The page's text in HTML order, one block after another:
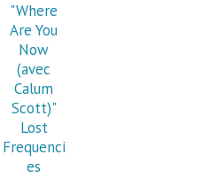
"Where
Are You
Now
(avec
Calum
Scott)"
Lost
Frequenci
es